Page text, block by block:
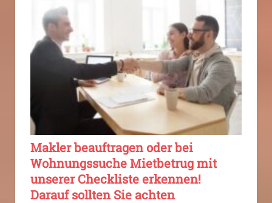
Makler beauftragen oder bei
Wohnungssuche Mietbetrug mit
unserer Checkliste erkennen!
Darauf sollten Sie achten